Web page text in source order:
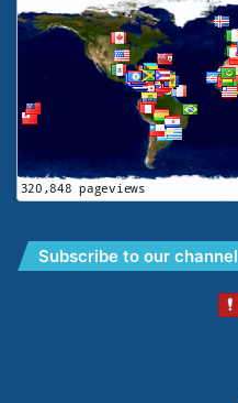
Subscribe to our channel